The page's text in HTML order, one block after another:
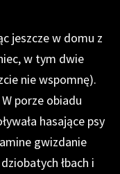
jeszcze w domu z
w tym dwie
nie wspomnę).
porze obiadu
hasające psy
gwizdanie
łbach i